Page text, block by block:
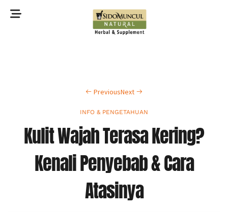
PreviousNext
INFO & PENGETAHUAN
Kulit Wajah Terasa Kering?
Kenali Penyebab & Cara
Atasinya